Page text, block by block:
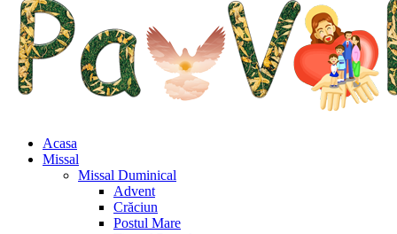
Acasa
Missal
Missal Duminical
Advent
Crăciun
Postul Mare